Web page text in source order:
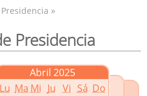
»
Presidencia
Abril 2025
Lu Ma Mi Ju Vi Sá Do